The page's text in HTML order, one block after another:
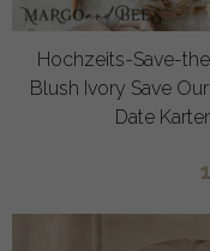
Hochzeits-Save-
Blush Ivory Save
Date